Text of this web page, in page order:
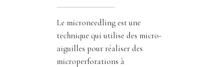
Le microneedling est une
technique qui utilise des micro-
aiguilles pour réaliser des
microperforations à